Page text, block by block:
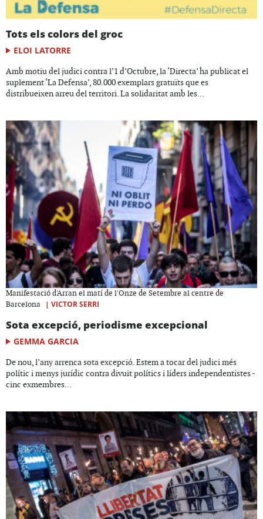
Tots els colors del groc
ELOI LATORRE
Amb motiu del judici contra l’1 d’Octubre, la ‘Directa’ ha publicat el
suplement ‘La Defensa’, 80.000 exemplars gratuïts que es
distribueixen arreu del territori. La solidaritat amb les...
Manifestació d'Arran el matí de l'Onze de Setembre al centre de
Barcelona
| VICTOR SERRI
Sota excepció, periodisme excepcional
GEMMA GARCIA
De nou, l’any arrenca sota excepció. Estem a tocar del judici més
polític i menys jurídic contra divuit polítics i líders independentistes -
cinc exmembres...